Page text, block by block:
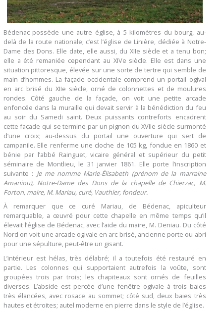
Bédenac possède une autre église, à 5 kilomètres du bourg, au-
delà de la route nationale; c’est l’église de Linière, dédiée à Notre-
Dame des Dons. Elle date, elle aussi, du XIIe siècle et a tenu bon;
elle a été remaniée cependant au XIVe siècle. Elle est dans une
situation pittoresque, élevée sur une sorte de tertre qui semble de
main d’hommes. La façade occidentale comprend un portail ogival
en arc brisé du XIIe siècle, orné de colonnettes et de moulures
rondes. Côté gauche de la façade, on voit une petite arcade
enfoncée dans la muraille qui devait servir à la bénédiction du feu
au soir du Samedi saint. Deux puissants contreforts encadrent
cette façade qui se termine par un pignon du XVIIe siècle surmonté
d’une croix; au-dessus du portail une ouverture qui sert de
campanile. Elle renferme une cloche de 105 kg, fondue en 1860 et
bénie par l’abbé Rainguet, vicaire général et supérieur du petit
séminaire de Montlieu, le 31 janvier 1861. Elle porte l’inscription
suivante : Je me nomme Marie-Élisabeth (prénom de la marraine
Amaniou), Notre-Dame des Dons de la chapelle de Chierzac, M.
Forton, maire, M. Mariau, curé, Vauthier, fondeur.
À remarquer que ce curé Mariau, de Bédenac, apiculteur
remarquable, a œuvré pour cette chapelle en même temps qu’il
élevait l’église de Bédenac, avec l’aide du maire, M. Deniau. Du côté
Nord on voit une arcade ogivale en arc brisé, ancienne porte ou abri
pour une sépulture, peut-être un gisant.
L’intérieur est hélas, très délabré; il a toutefois été restauré en
partie. Les colonnes qui supportaient autrefois la voûte, sont
groupées trois par trois; les chapiteaux sont ornés de feuilles
diverses. L’abside est percée d’une fenêtre ogivale à trois baies
très élancées, avec rosace au sommet; côté sud, deux baies très
hautes et étroites; autel moderne en pierre dans le style de l’église.